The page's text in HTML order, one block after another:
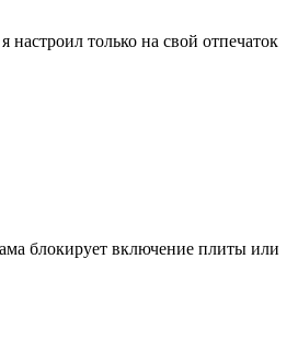
только на свой отпечаток
блокирует включение плиты или